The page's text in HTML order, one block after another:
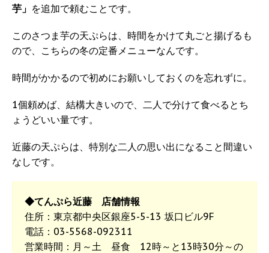
芋」 を追加で頼むことです。
このさつま芋の天ぷらは、時間をかけて丸ごと揚げるも
ので、こちらの冬の定番メニューなんです。
時間がかかるので初めにお願いしておくのを忘れずに。
1個頼めば、結構大きいので、二人で分けて食べるとち
ょうどいい量です。
近藤の天ぷらは、特別な二人の思い出になること間違い
なしです。
◆てんぷら近藤 店舗情報
住所：東京都中央区銀座5-5-13 坂口ビル9F
電話：03-5568-092311
営業時間：月～土 昼食 12時～と13時30分～の